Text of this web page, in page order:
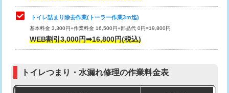
トイレ詰まり除去作業(トーラー作業3ｍ迄)
基本料金 3,300円+作業料金 16,500円+部品代 0円=19,800円
WEB割引3,000円➡16,800円(税込)
トイレつまり・水漏れ修理の作業料金表